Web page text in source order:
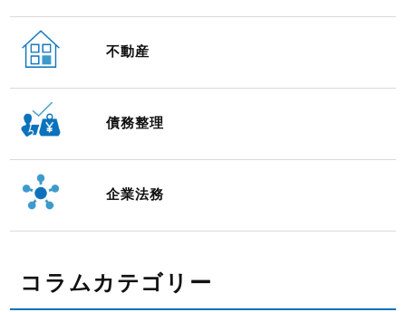
不動産
債務整理
企業法務
コラムカテゴリー